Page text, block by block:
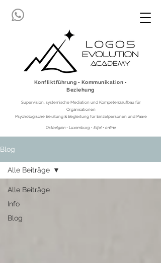
Ostbelgien • Luxemburg • Eifel • online
Konfliktführung ▪ Kommunikation ▪
Beziehung
Supervision, systemische Mediation und Kompetenzaufbau für
Organisationen
Psychologische Beratung & Begleitung für Einzelpersonen und Paare
Blog
Alle Beiträge
Info
Blog
Alle Beiträge